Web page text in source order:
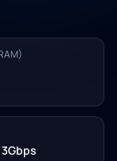
3Gbps